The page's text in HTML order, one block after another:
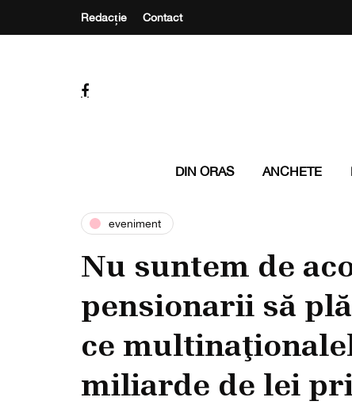
Redacție Contact
DIN ORAS ANCHETE
eveniment
Nu suntem de
pensionarii să
ce
miliarde de lei